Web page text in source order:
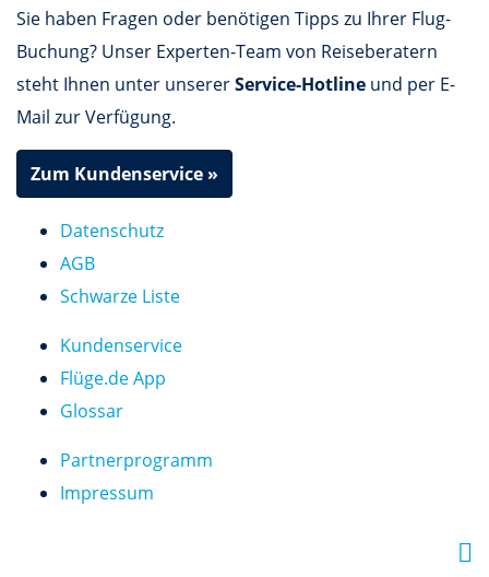
Sie haben Fragen oder benötigen Tipps zu Ihrer Flug-
Buchung? Unser Experten-Team von Reiseberatern
steht Ihnen unter unsererService-Hotline und per E-
Mail zur Verfügung.
Zum Kundenservice »
Datenschutz
AGB
Schwarze Liste
Kundenservice
Flüge.de App
Glossar
Partnerprogramm
Impressum